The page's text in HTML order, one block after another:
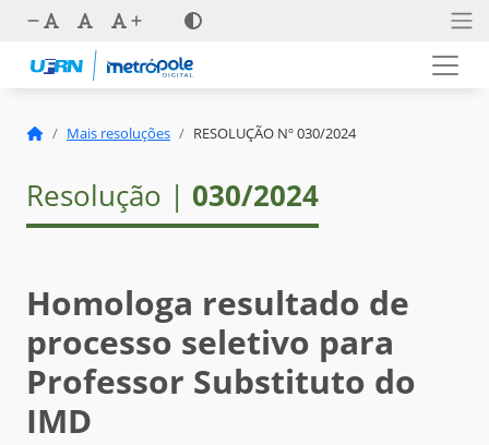
Mais resoluções RESOLUÇÃO Nº 030/2024
Resolução | 030/2024
Homologa resultado de
processo seletivo para
Professor Substituto do
IMD